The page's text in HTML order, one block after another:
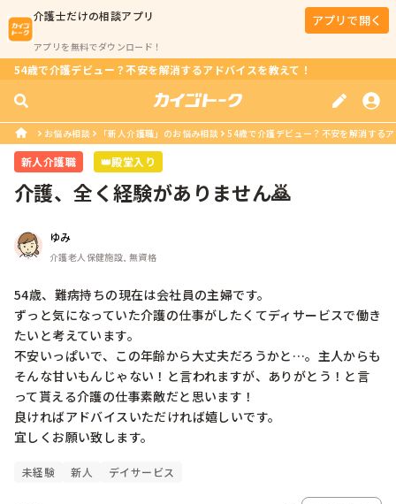
介護士だけの相談アプリ
アプリを無料でダウンロード！
アプリで開く
54歳で介護デビュー？不安を解消するアドバイスを教えて！
お悩み相談 「新人介護職」のお悩み相談 54歳で介護デビュー？不安を解消する
新人介護職 👑殿堂入り
介護、全く経験がありません🙇
ゆみ
介護老人保健施設, 無資格
54歳、難病持ちの現在は会社員の主婦です。
ずっと気になっていた介護の仕事がしたくてディサービスで働き
たいと考えています。
不安いっぱいで、この年齢から大丈夫だろうかと…。主人からも
そんな甘いもんじゃない！と言われますが、ありがとう！と言
って貰える介護の仕事素敵だと思います！
良ければアドバイスいただければ嬉しいです。
宜しくお願い致します。
未経験 新人 デイサービス